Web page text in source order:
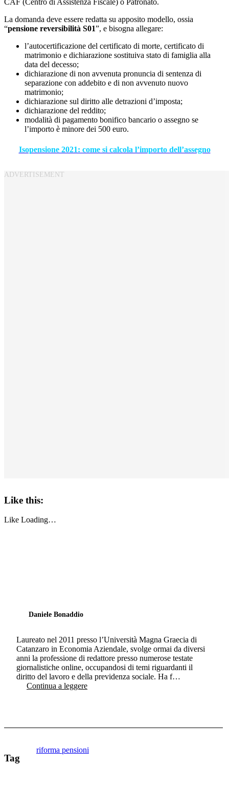
CAF (Centro di Assistenza Fiscale) o Patronato.
La domanda deve essere redatta su apposito modello, ossia
“pensione reversibilità S01”, e bisogna allegare:
l’autocertificazione del certificato di morte, certificato di
matrimonio e dichiarazione sostituiva stato di famiglia alla
data del decesso;
dichiarazione di non avvenuta pronuncia di sentenza di
separazione con addebito e di non avvenuto nuovo
matrimonio;
dichiarazione sul diritto alle detrazioni d’imposta;
dichiarazione del reddito;
modalità di pagamento bonifico bancario o assegno se
l’importo è minore dei 500 euro.
Isopensione 2021: come si calcola l’importo dell’assegno
Like this:
Like Loading…
Daniele Bonaddio
Laureato nel 2011 presso l’Università Magna Graecia di
Catanzaro in Economia Aziendale, svolge ormai da diversi
anni la professione di redattore presso numerose testate
giornalistiche online, occupandosi di temi riguardanti il
diritto del lavoro e della previdenza sociale. Ha f…
Continua a leggere
Tag
riforma pensioni